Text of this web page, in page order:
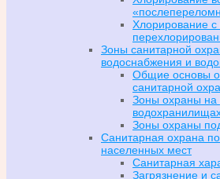
Хлорирование
Зоны санитарной
водоснабжения и
Общие основы
санитарной
Зоны охраны на
Зоны охраны
Санитарная охрана
населенных мест
Санитарная
Загрязнение и